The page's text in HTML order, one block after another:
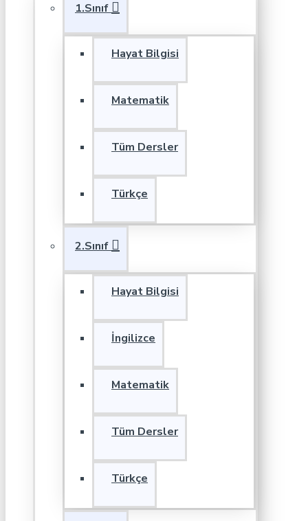
1.Sınıf
Hayat Bilgisi
Matematik
Tüm Dersler
Türkçe
2.Sınıf
Hayat Bilgisi
İngilizce
Matematik
Tüm Dersler
Türkçe